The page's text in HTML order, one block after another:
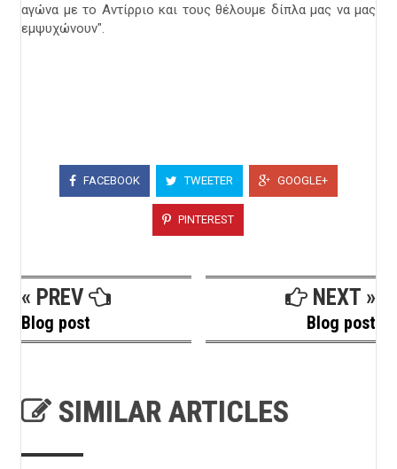
αγώνα με το Αντίρριο και τους θέλουμε δίπλα μας να μας
εμψυχώνουν".
FACEBOOK TWEETER GOOGLE+
PINTEREST
« PREV
Blog post
NEXT »
Blog post
SIMILAR ARTICLES